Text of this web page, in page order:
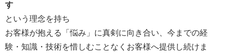
す
という理念を持ち
お客様が抱える「悩み」に真剣に向き合い、今までの経
験・知識・技術を惜しむことなくお客様へ提供し続けま